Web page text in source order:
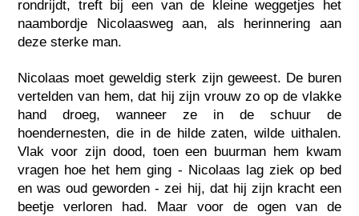
rondrijdt, treft bij een van de kleine weggetjes het
naambordje Nicolaasweg aan, als herinnering aan
deze sterke man.
Nicolaas moet geweldig sterk zijn geweest. De buren
vertelden van hem, dat hij zijn vrouw zo op de vlakke
hand droeg, wanneer ze in de schuur de
hoendernesten, die in de hilde zaten, wilde uithalen.
Vlak voor zijn dood, toen een buurman hem kwam
vragen hoe het hem ging - Nicolaas lag ziek op bed
en was oud geworden - zei hij, dat hij zijn kracht een
beetje verloren had. Maar voor de ogen van de